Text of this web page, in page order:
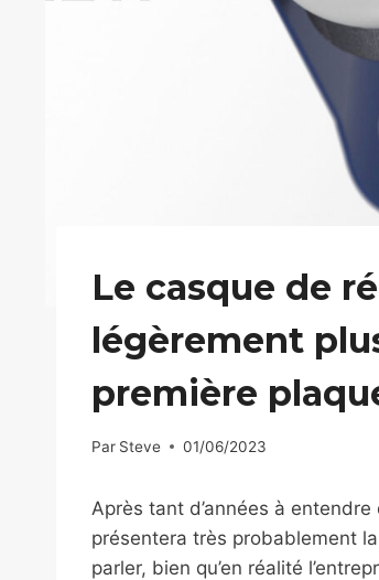
Le casque de
légèrement
première
Par Steve 01/06/2023
Après tant d’années à
présentera très probablement
parler, bien qu’en réalité